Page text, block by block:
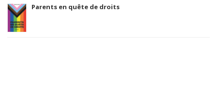
Parents en quête de droits